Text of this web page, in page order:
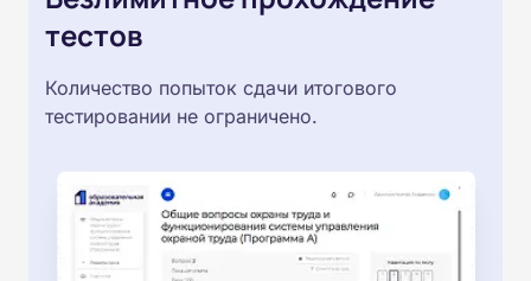
тестов
Количество попыток сдачи итогового
тестировании не ограничено.